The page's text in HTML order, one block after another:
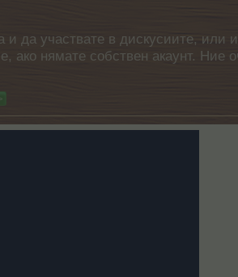
да участвате в дискусиите, или
ако нямате собствен акаунт.